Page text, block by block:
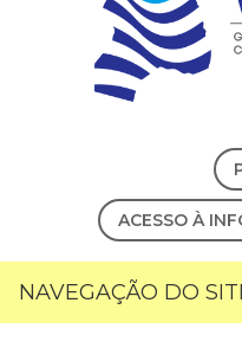
ACESSO À
NAVEGAÇÃO DO